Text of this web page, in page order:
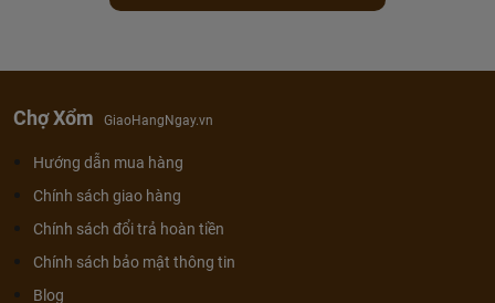
Chợ Xổm GiaoHangNgay.vn
Hướng dẫn mua hàng
Chính sách giao hàng
Chính sách đổi trả hoàn tiền
Chính sách bảo mật thông tin
Blog